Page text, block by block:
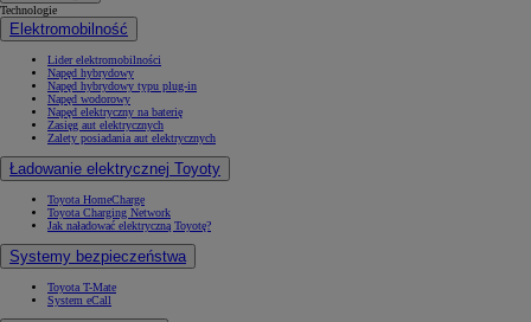
Technologie
Elektromobilność
Lider elektromobilności
Napęd hybrydowy
Napęd hybrydowy typu plug-in
Napęd wodorowy
Napęd elektryczny na baterię
Zasięg aut elektrycznych
Zalety posiadania aut elektrycznych
Ładowanie elektrycznej Toyoty
Toyota HomeCharge
Toyota Charging Network
Jak naładować elektryczną Toyotę?
Systemy bezpieczeństwa
Toyota T-Mate
System eCall